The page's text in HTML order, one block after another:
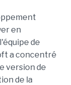
en
de
a concentré
version de
de la